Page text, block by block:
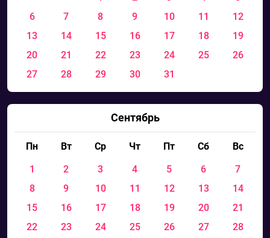
6
7 8 9 10 11
12
13
14 15 16 17 18
19
20
21 22 23 24 25
26
27
28 29 30 31
Сентябрь
Пн Вт Ср Чт Пт Сб
Вс
1
2 3 4 5 6
7
8
9 10 11 12 13
14
15
16 17 18 19 20
21
22
23 24 25 26 27
28